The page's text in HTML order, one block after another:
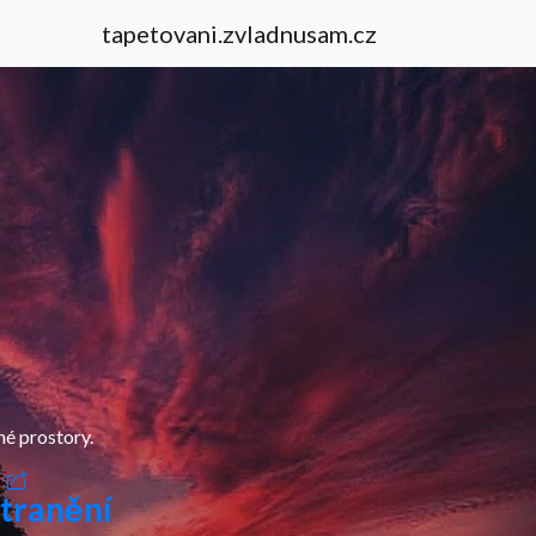
tapetovani.zvladnusam.cz
prostory.